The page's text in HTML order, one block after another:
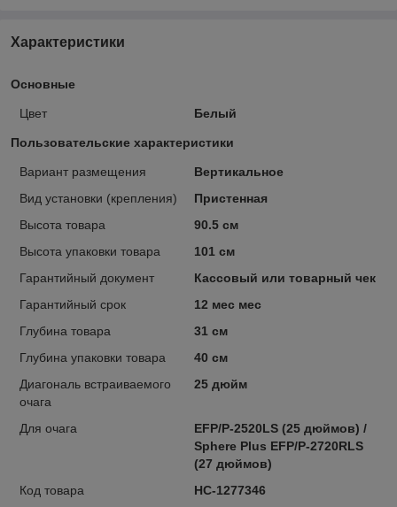
Характеристики
Основные
Цвет Белый
Пользовательские характеристики
Вариант размещения
Вертикальное
Вид установки (крепления)
Пристенная
Высота товара
90.5 см
Высота упаковки товара
101 см
Гарантийный документ
Кассовый или товарный чек
Гарантийный срок
12 мес мес
Глубина товара
31 см
Глубина упаковки товара
40 см
Диагональ встраиваемого
очага
25 дюйм
Для очага
EFP/P-2520LS (25 дюймов) /
Sphere Plus EFP/P-2720RLS
(27 дюймов)
Код товара
НС-1277346